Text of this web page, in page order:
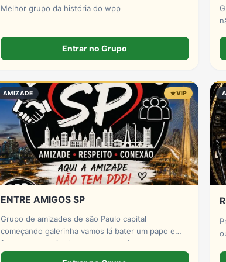
Melhor grupo da história do wpp
Entrar no Grupo
AMIZADE VIP
ENTRE AMIGOS SP
Grupo de amizades de são Paulo capital
começando galerinha vamos lá bater um papo e
fazer novas amizades conosco assim que entra se
apresentar por favor só números DDD 11 por favor